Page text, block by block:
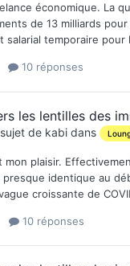
économique. La
de 13 milliards
salarial temporaire
10 réponses
les lentilles des
de kabi dans
mon plaisir.
identique au
croissante de
10 réponses